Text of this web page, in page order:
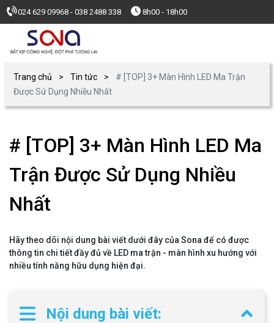
024 629 09968 - 038 2488 338 8h00 - 18h00
Trang chủ Tin tức
# [TOP] 3+ Màn Hình LED Ma Trận
Được Sử Dụng Nhiều Nhất
# [TOP] 3+ Màn Hình LED Ma
Trận Được Sử Dụng Nhiều
Nhất
Hãy theo dõi nội dung bài viết dưới đây của Sona để có được
thông tin chi tiết đầy đủ về LED ma trận - màn hình xu hướng với
nhiều tính năng hữu dụng hiện đại.
Nội dung bài viết: